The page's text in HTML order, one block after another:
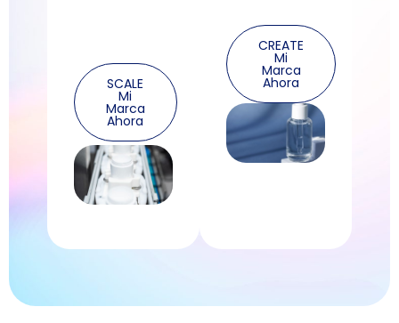
SCALE
Mi
Marca
Ahora
CREATE
Mi
Marca
Ahora